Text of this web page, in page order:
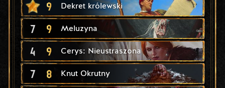
9 Dekret królewski
7 9 Meluzyna
4 9 Cerys: Nieustraszona
7 8 Knut Okrutny